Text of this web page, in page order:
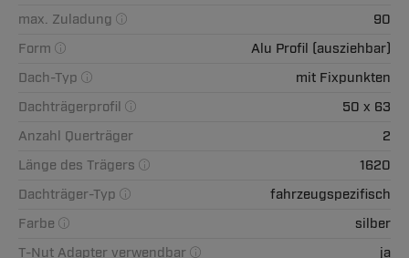
max. Zuladung
90
Form
Alu Profil (ausziehbar)
Dach-Typ
mit Fixpunkten
Dachträgerprofil
50 x 63
Anzahl Querträger
2
Länge des Trägers
1620
Dachträger-Typ
fahrzeugspezifisch
Farbe
silber
T-Nut Adapter verwendbar
ja